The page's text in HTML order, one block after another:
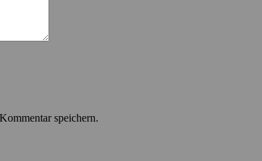
speichern.